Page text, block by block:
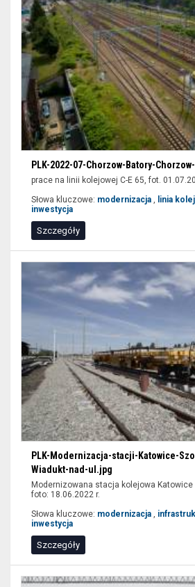
PLK-2022-07-Chorzow-Batory-
prace na linii kolejowej C-E 65, fot.
Słowa kluczowe: modernizacja , linia
inwestycja
Szczegóły
PLK-Modernizacja-stacji-Katowice-
Wiadukt-nad-ul.jpg
Modernizowana stacja kolejowa Katowice
foto: 18.06.2022 r.
Słowa kluczowe: modernizacja ,
inwestycja
Szczegóły